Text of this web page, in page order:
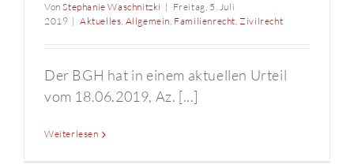
VonStephanie Waschnitzki | Freitag, 5. Juli
2019 | Aktuelles, Allgemein, Familienrecht,Zivilrecht
Der BGH hat in einem aktuellen Urteil
vom 18.06.2019, Az. [...]
Weiterlesen